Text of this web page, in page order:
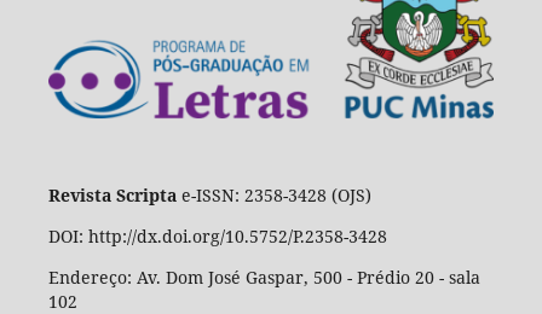
Revista Scriptae-ISSN: 2358-3428 (OJS)
DOI: http://dx.doi.org/10.5752/P.2358-3428
Endereço: Av. Dom José Gaspar, 500 - Prédio 20 - sala
102